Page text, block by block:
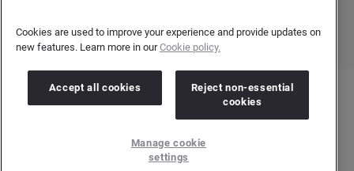
Cookies are used to improve your experience and provide updates on
new features. Learn more in ourCookie policy.
Accept all cookies
Reject non-essential
cookies
Manage cookie
settings